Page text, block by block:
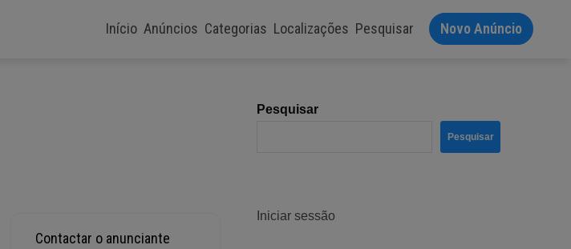
Início Anúncios Categorias Localizações Pesquisar Novo Anúncio
Contactar o anunciante
Pesquisar
Pesquisar
Iniciar sessão